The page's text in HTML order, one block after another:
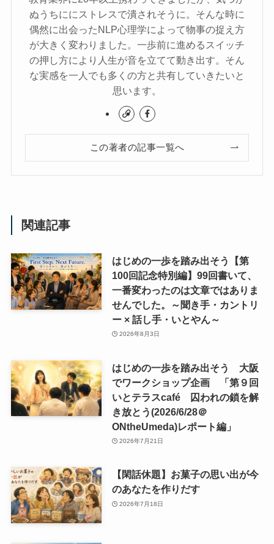
ぬうちににストレスで潰されそうに。そんな時に
偶然に出会ったNLP心理学によって物事の捉え方
が大きく変わりました。一歩前に進めるスイッチ
の押し方により人生が音を立てて動き出す。そん
な実感を一人でも多くの方と共有していきたいと
思います。
この著者の記事一覧へ
関連記事
はじめの一歩を踏み出そう【第
100回記念特別編】99回書いて、
一番変わったのは文章ではありま
せんでした。～聞き手・カントリ
ー × 話し手・いとやん～
2026年8月3日
はじめの一歩を踏み出そう 大阪
でワークショップ企画 「第９回
いとテラスcafé 囚われの鎖を解
き放とう(2026/6/28＠
ONtheUmeda)レポート編」
2026年7月21日
【閑話休題】お菓子の思い出が今
のあなたを作りだす
2026年7月18日